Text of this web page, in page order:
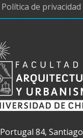
Política de privacidad
Portugal 84, Santiago